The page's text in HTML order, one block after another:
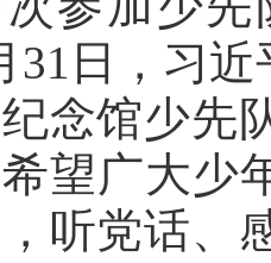
31日，习
念馆少先
望广大少
听党话、